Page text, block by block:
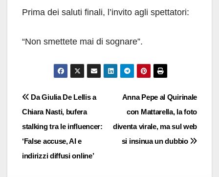
Prima dei saluti finali, l’invito agli spettatori:
“Non smettete mai di sognare”.
Navigazione
articoli
Anna Pepe al Quirinale
con Mattarella, la foto
diventa virale, ma sul web
si insinua un dubbio
Da Giulia De Lellis a
Chiara Nasti, bufera
stalking tra le influencer:
‘False accuse, AI e
indirizzi diffusi online’